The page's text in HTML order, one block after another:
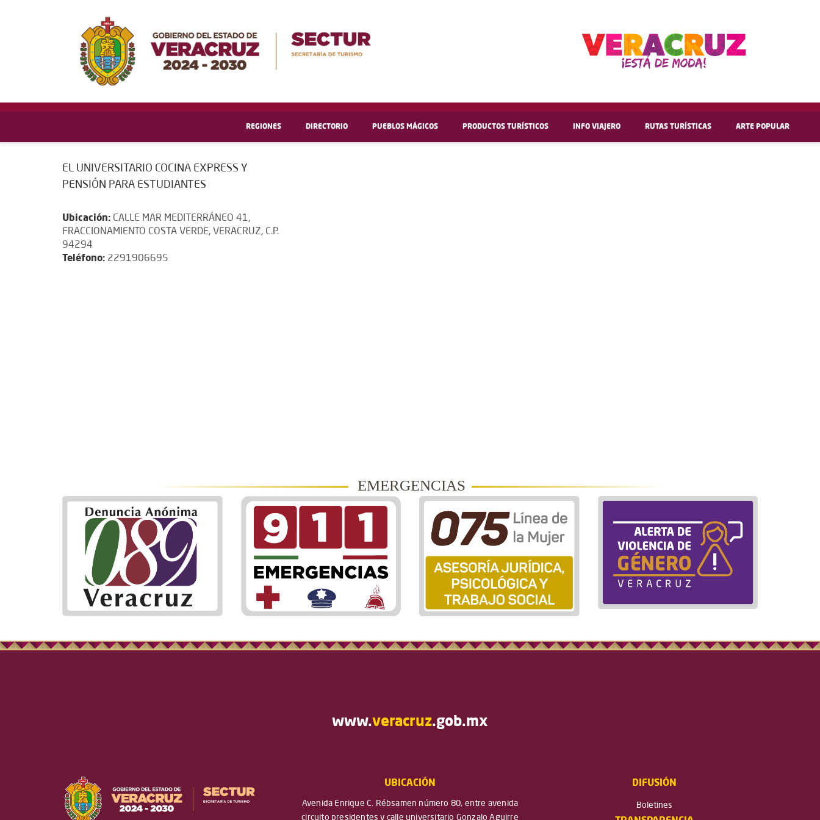
REGIONES DIRECTORIO PUEBLOS MÁGICOS PRODUCTOS TURÍSTICOS INFO VIAJERO RUTAS TURÍSTICAS ARTE POPULAR
EL UNIVERSITARIO COCINA EXPRESS Y
PENSIÓN PARA ESTUDIANTES
Ubicación: CALLE MAR MEDITERRÁNEO 41,
FRACCIONAMIENTO COSTA VERDE, VERACRUZ, C.P.
94294
Teléfono: 2291906695
EMERGENCIAS
www.veracruz.gob.mx
UBICACIÓN
Avenida Enrique C. Rébsamen número 80, entre avenida
circuito presidentes y calle universitario Gonzalo Aguirre
DIFUSIÓN
Boletines